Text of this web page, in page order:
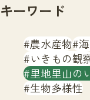
キーワード
農水産物
いきもの観
里地里山の
生物多様性